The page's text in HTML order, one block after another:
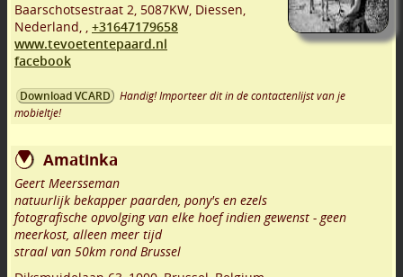
Baarschotsestraat 2, 5087KW, Diessen,
Nederland, , +31647179658
www.tevoetentepaard.nl
facebook
Download VCARD
Handig! Importeer dit in de contactenlijst van je
mobieltje!
Amatinka
Geert Meersseman
natuurlijk bekapper paarden, pony's en ezels
fotografische opvolging van elke hoef indien gewenst - geen
meerkost, alleen meer tijd
straal van 50km rond Brussel